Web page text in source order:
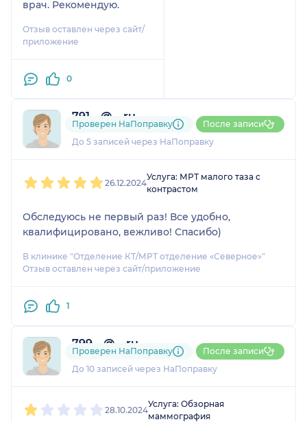
врач. Рекомендую.
Отзыв оставлен через сайт/
приложение
0
791....@....ru
1 отзыв
До 5 записей через НаПоправку
Проверен НаПоправку После записи
26.12.2024
Услуга: МРТ малого таза с
контрастом
Обследуюсь не первый раз! Все удобно,
квалифицировано, вежливо! Спасибо)
В клинике "Отделение КТ/МРТ отделение «Северное»"
Отзыв оставлен через сайт/приложение
1
799....@....ru
3 отзыва
До 10 записей через НаПоправку
Проверен НаПоправку После записи
28.10.2024
Услуга: Обзорная
маммография